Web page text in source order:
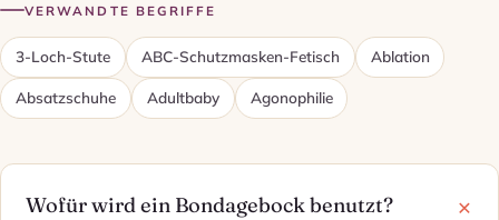
VERWANDTE BEGRIFFE
3-Loch-Stute ABC-Schutzmasken-Fetisch Ablation
Absatzschuhe Adultbaby Agonophilie
Wofür wird ein Bondagebock benutzt?